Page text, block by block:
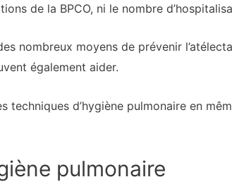
de la BPCO, ni le nombre
nombreux moyens de prévenir
également aider.
techniques d’hygiène pulmonaire en
pulmonaire